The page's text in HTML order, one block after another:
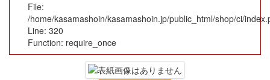
File:
/home/kasamashoin/kasamashoin.jp/public_html/shop/ci/
Line: 320
Function: require_once